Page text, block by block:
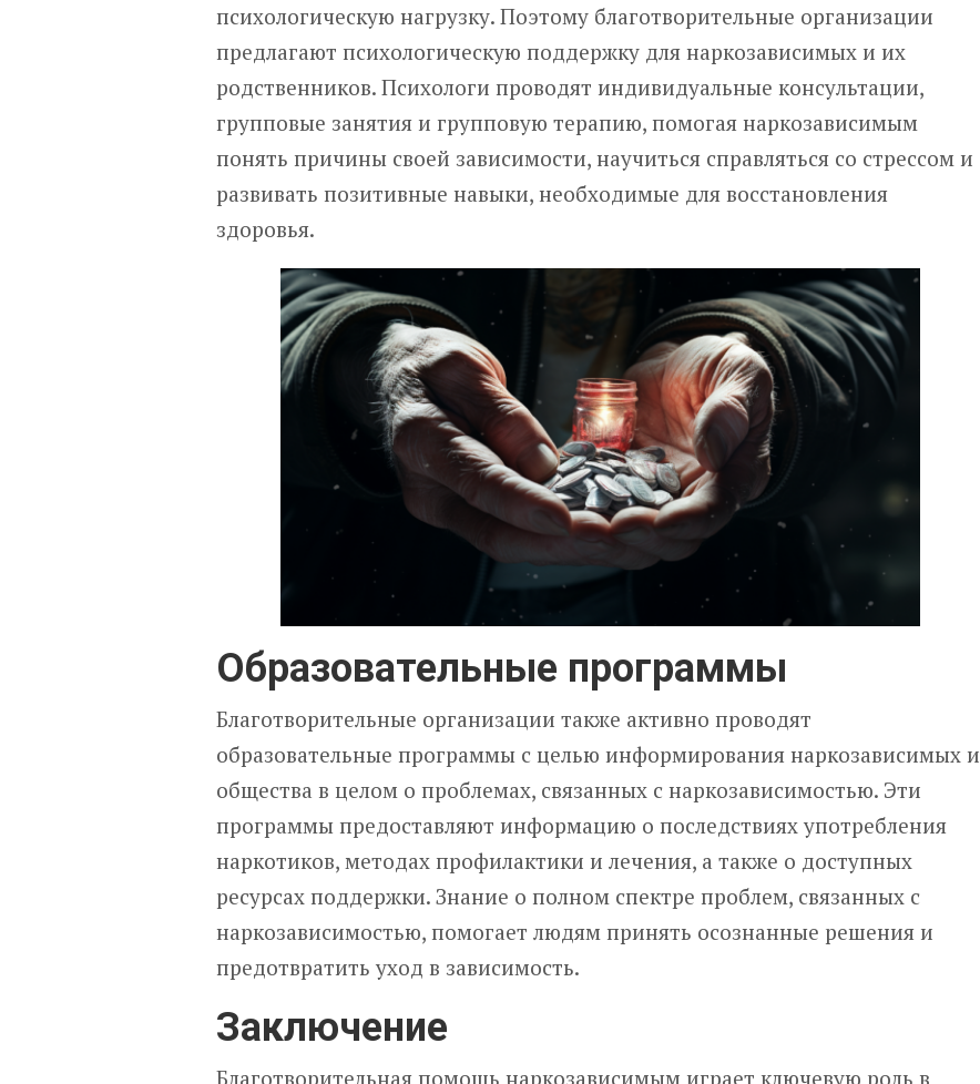
психологическую нагрузку. Поэтому благотворительные организации
предлагают психологическую поддержку для наркозависимых и их
родственников. Психологи проводят индивидуальные консультации,
групповые занятия и групповую терапию, помогая наркозависимым
понять причины своей зависимости, научиться справляться со стрессом и
развивать позитивные навыки, необходимые для восстановления
здоровья.
Образовательные программы
Благотворительные организации также активно проводят
образовательные программы с целью информирования наркозависимых и
общества в целом о проблемах, связанных с наркозависимостью. Эти
программы предоставляют информацию о последствиях употребления
наркотиков, методах профилактики и лечения, а также о доступных
ресурсах поддержки. Знание о полном спектре проблем, связанных с
наркозависимостью, помогает людям принять осознанные решения и
предотвратить уход в зависимость.
Заключение
Благотворительная помощь наркозависимым играет ключевую роль в